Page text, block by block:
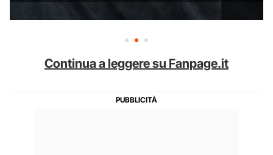
Continua a leggere su Fanpage.it